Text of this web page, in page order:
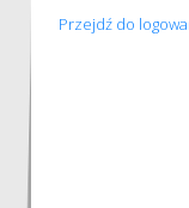
Przejdź do